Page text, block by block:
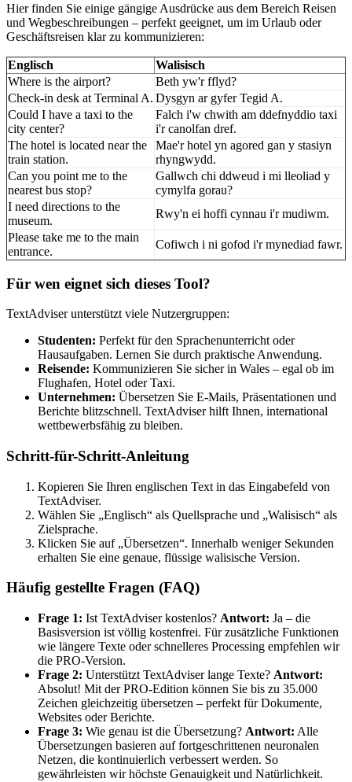
Hier finden Sie einige gängige Ausdrücke aus dem Bereich Reisen
und Wegbeschreibungen – perfekt geeignet, um im Urlaub oder
Geschäftsreisen klar zu kommunizieren:
Englisch
Walisisch
Where is the airport?
Beth yw'r fflyd?
Check-in desk at Terminal A. Dysgyn ar gyfer Tegid A.
Could I have a taxi to the
city center?
Falch i'w chwith am ddefnyddio taxi
i'r canolfan dref.
The hotel is located near the
train station.
Mae'r hotel yn agored gan y stasiyn
rhyngwydd.
Can you point me to the
nearest bus stop?
Gallwch chi ddweud i mi lleoliad y
cymylfa gorau?
I need directions to the
museum.
Rwy'n ei hoffi cynnau i'r mudiwm.
Please take me to the main
entrance.
Cofiwch i ni gofod i'r mynediad fawr.
Für wen eignet sich dieses Tool?
TextAdviser unterstützt viele Nutzergruppen:
Studenten: Perfekt für den Sprachenunterricht oder
Hausaufgaben. Lernen Sie durch praktische Anwendung.
Reisende: Kommunizieren Sie sicher in Wales – egal ob im
Flughafen, Hotel oder Taxi.
Unternehmen: Übersetzen Sie E-Mails, Präsentationen und
Berichte blitzschnell. TextAdviser hilft Ihnen, international
wettbewerbsfähig zu bleiben.
Schritt-für-Schritt-Anleitung
Kopieren Sie Ihren englischen Text in das Eingabefeld von
TextAdviser.
Wählen Sie „Englisch“ als Quellsprache und „Walisisch“ als
Zielsprache.
Klicken Sie auf „Übersetzen“. Innerhalb weniger Sekunden
erhalten Sie eine genaue, flüssige walisische Version.
Häufig gestellte Fragen (FAQ)
Frage 1: Ist TextAdviser kostenlos? Antwort: Ja – die
Basisversion ist völlig kostenfrei. Für zusätzliche Funktionen
wie längere Texte oder schnelleres Processing empfehlen wir
die PRO-Version.
Frage 2: Unterstützt TextAdviser lange Texte? Antwort:
Absolut! Mit der PRO-Edition können Sie bis zu 35.000
Zeichen gleichzeitig übersetzen – perfekt für Dokumente,
Websites oder Berichte.
Frage 3: Wie genau ist die Übersetzung? Antwort: Alle
Übersetzungen basieren auf fortgeschrittenen neuronalen
Netzen, die kontinuierlich verbessert werden. So
gewährleisten wir höchste Genauigkeit und Natürlichkeit.